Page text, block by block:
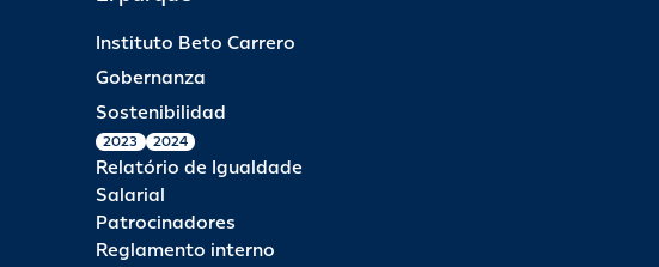
Instituto Beto Carrero
Gobernanza
Sostenibilidad
2023 2024
Relatório de Igualdade
Salarial
Patrocinadores
Reglamento interno